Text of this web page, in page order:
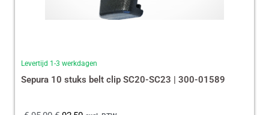
Levertijd 1-3 werkdagen
Sepura 10 stuks belt clip SC20-SC23 | 300-01589